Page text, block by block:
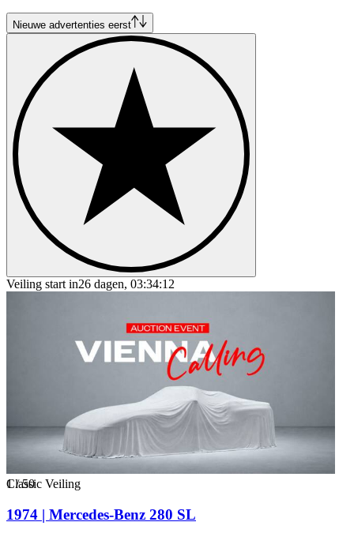
Nieuwe advertenties eerst
Veiling start in26 dagen, 03:34:12
1/50
Classic Veiling
1974 | Mercedes-Benz 280 SL